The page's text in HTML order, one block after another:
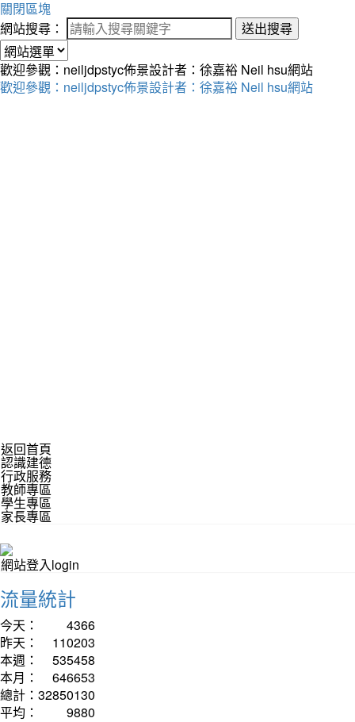
關閉區塊
網站搜尋：
送出搜尋
歡迎參觀：neiljdpstyc佈景設計者：徐嘉裕 Neil hsu網站
歡迎參觀：neiljdpstyc佈景設計者：徐嘉裕 Neil hsu網站
返回首頁
認識建德
行政服務
教師專區
學生專區
家長專區
網站登入login
流量統計
今天：
4366
昨天：
110203
本週：
535458
本月：
646653
總計： 32850130
平均：
9880